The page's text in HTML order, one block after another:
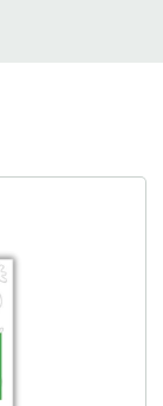
katalog af
og åbne